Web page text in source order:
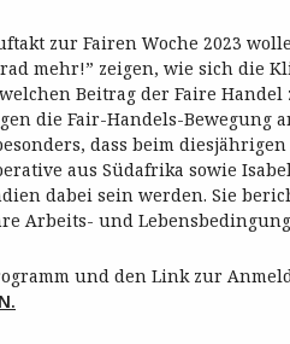
zur Fairen Woche 2023
mehr!” zeigen, wie sich die
Beitrag der Faire
die Fair-Handels-Bewegung
dass beim
aus Südafrika sowie
dabei sein werden. Sie
Arbeits- und
und den Link zur